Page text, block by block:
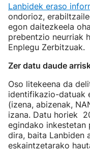
Lanbidek eraso
ondorioz,
egon daitezkeela
prebentzio neurriak
Enplegu Zerbitzuak.
Zer datu daude
Oso litekeena da
identifikazio-datuak
(izena, abizenak,
izana. Datu horiek
egindako
dira, baita Lanbiden
eskaintzetarako